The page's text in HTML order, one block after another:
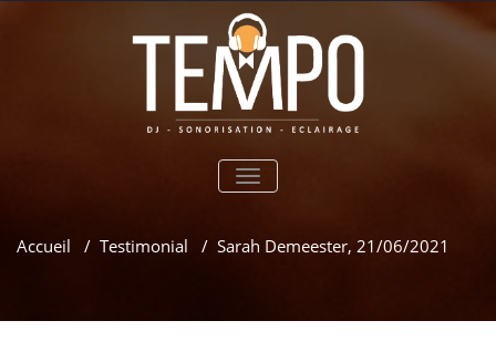
TOGGLE
Accueil / Testimonial / Sarah Demeester, 21/06/2021